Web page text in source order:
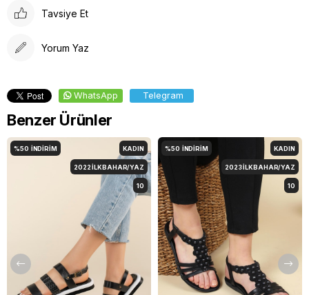
Tavsiye Et
Yorum Yaz
WhatsApp Telegram
Benzer Ürünler
%50 İNDIRIM KADIN
2022 İLKBAHAR/YAZ
10
%50 İNDIRIM KADIN
2023 İLKBAHAR/YAZ
10